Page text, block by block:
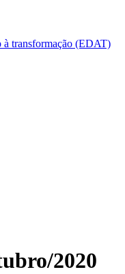
transformação (EDAT)
2020